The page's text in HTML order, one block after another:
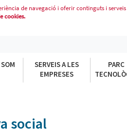
de navegació i oferir continguts i serveis
cookies.
SERVEIS A LES
EMPRESES
PARC
social